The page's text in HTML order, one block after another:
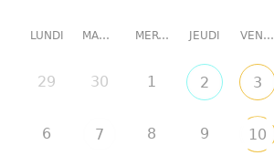
LUNDI MARDI MERCREDI JEUDI VENDREDI
29 30 1 2 3
6 7 8 9 10